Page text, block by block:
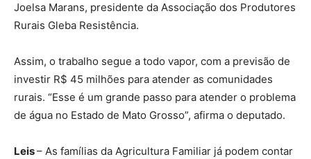
Joelsa Marans, presidente da Associação dos Produtores
Rurais Gleba Resistência.
Assim, o trabalho segue a todo vapor, com a previsão de
investir R$ 45 milhões para atender as comunidades
rurais. “Esse é um grande passo para atender o problema
de água no Estado de Mato Grosso”, afirma o deputado.
Leis– As famílias da Agricultura Familiar já podem contar